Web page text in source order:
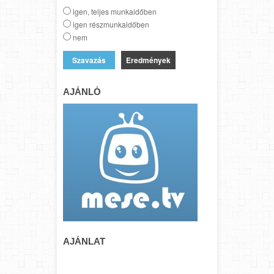
igen, teljes munkaidőben
igen részmunkaidőben
nem
Eredmények
AJÁNLÓ
AJÁNLAT